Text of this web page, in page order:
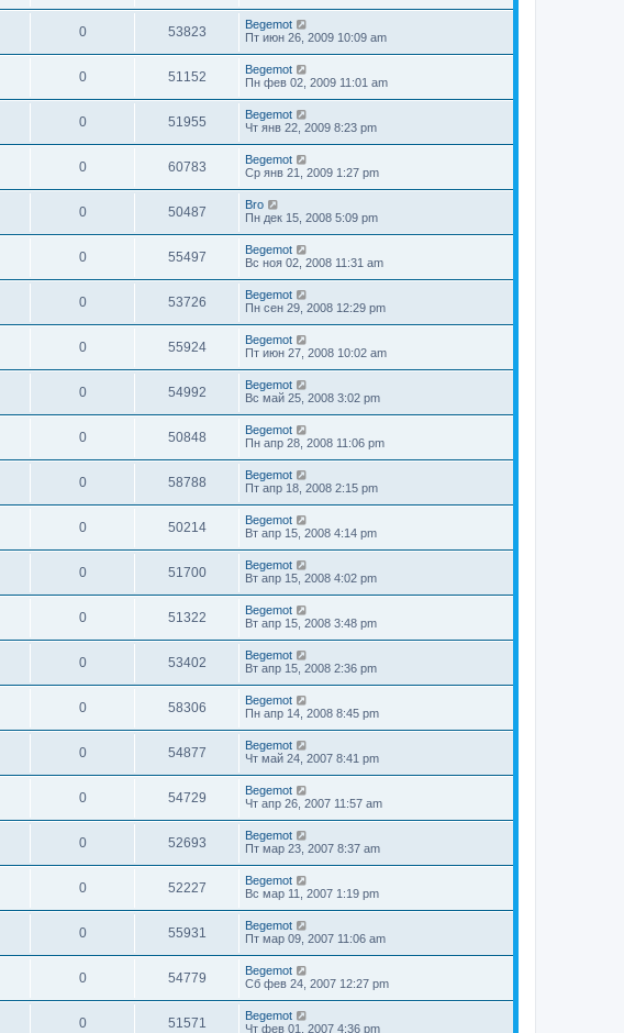
0 53823
Begemot
Пт июн 26, 2009 10:09 am
0 51152
Begemot
Пн фев 02, 2009 11:01 am
0 51955
Begemot
Чт янв 22, 2009 8:23 pm
0 60783
Begemot
Ср янв 21, 2009 1:27 pm
0 50487
Bro
Пн дек 15, 2008 5:09 pm
0 55497
Begemot
Вс ноя 02, 2008 11:31 am
0 53726
Begemot
Пн сен 29, 2008 12:29 pm
0 55924
Begemot
Пт июн 27, 2008 10:02 am
0 54992
Begemot
Вс май 25, 2008 3:02 pm
0 50848
Begemot
Пн апр 28, 2008 11:06 pm
0 58788
Begemot
Пт апр 18, 2008 2:15 pm
0 50214
Begemot
Вт апр 15, 2008 4:14 pm
0 51700
Begemot
Вт апр 15, 2008 4:02 pm
0 51322
Begemot
Вт апр 15, 2008 3:48 pm
0 53402
Begemot
Вт апр 15, 2008 2:36 pm
0 58306
Begemot
Пн апр 14, 2008 8:45 pm
0 54877
Begemot
Чт май 24, 2007 8:41 pm
0 54729
Begemot
Чт апр 26, 2007 11:57 am
0 52693
Begemot
Пт мар 23, 2007 8:37 am
0 52227
Begemot
Вс мар 11, 2007 1:19 pm
0 55931
Begemot
Пт мар 09, 2007 11:06 am
0 54779
Begemot
Сб фев 24, 2007 12:27 pm
0 51571
Begemot
Чт фев 01, 2007 4:36 pm